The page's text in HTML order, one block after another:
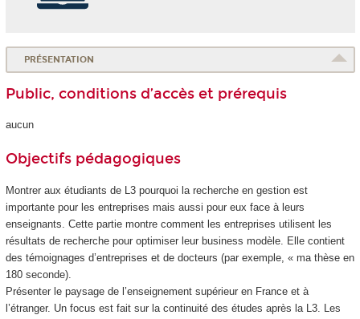
PRÉSENTATION
Public, conditions d’accès et prérequis
aucun
Objectifs pédagogiques
Montrer aux étudiants de L3 pourquoi la recherche en gestion est
importante pour les entreprises mais aussi pour eux face à leurs
enseignants. Cette partie montre comment les entreprises utilisent les
résultats de recherche pour optimiser leur business modèle. Elle contient
des témoignages d’entreprises et de docteurs (par exemple, « ma thèse en
180 seconde).
Présenter le paysage de l’enseignement supérieur en France et à
l’étranger. Un focus est fait sur la continuité des études après la L3. Les